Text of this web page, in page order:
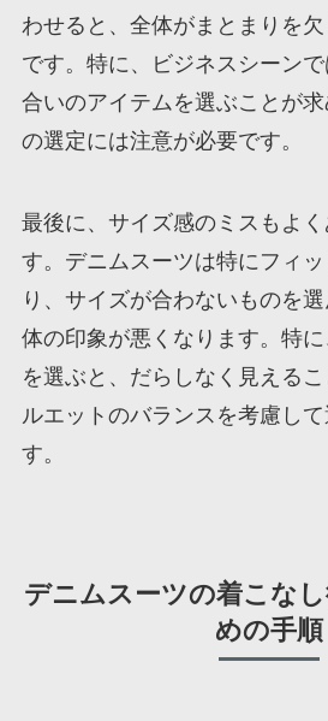
わせると、全体がまとまりを
です。特に、ビジネスシーン
合いのアイテムを選ぶことが
の選定には注意が必要です。
最後に、サイズ感のミスもよ
す。デニムスーツは特にフィ
り、サイズが合わないものを
体の印象が悪くなります。特
を選ぶと、だらしなく見える
ルエットのバランスを考慮し
す。
デニムスーツの着こな
めの手順